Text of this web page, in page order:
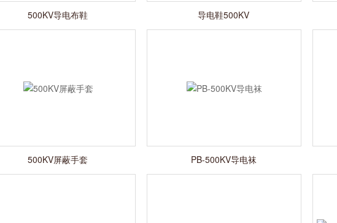
500KV导电布鞋 导电鞋500KV
500KV屏蔽手套 PB-500KV导电袜